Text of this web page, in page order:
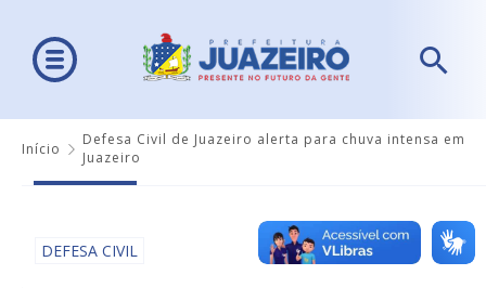
Início
Defesa Civil de Juazeiro alerta para chuva intensa em
Juazeiro
DEFESA CIVIL